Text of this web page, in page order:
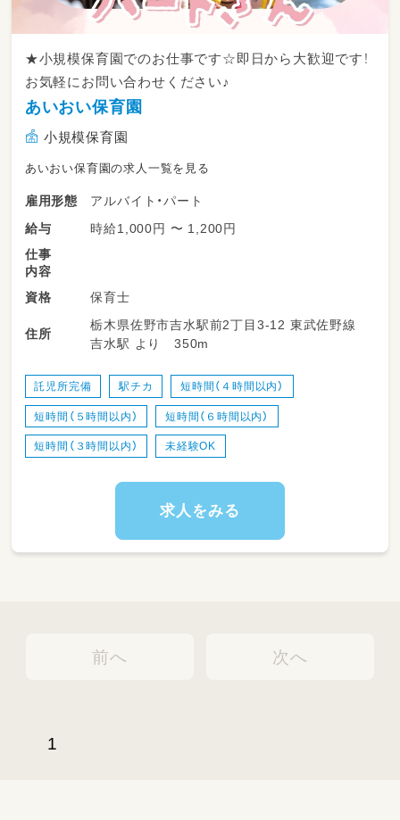
★小規模保育園でのお仕事です☆即日から大歓迎です！
お気軽にお問い合わせください♪
あいおい保育園
小規模保育園
あいおい保育園の求人一覧を見る
雇用形態
アルバイト・パート
給与
時給1,000円 〜 1,200円
仕事
内容
資格
保育士
住所
栃木県佐野市吉水駅前2丁目3-12 東武佐野線
吉水駅 より 350m
託児所完備 駅チカ 短時間（４時間以内）
短時間（５時間以内） 短時間（６時間以内）
短時間（３時間以内） 未経験OK
求人をみる
前へ
1
次へ